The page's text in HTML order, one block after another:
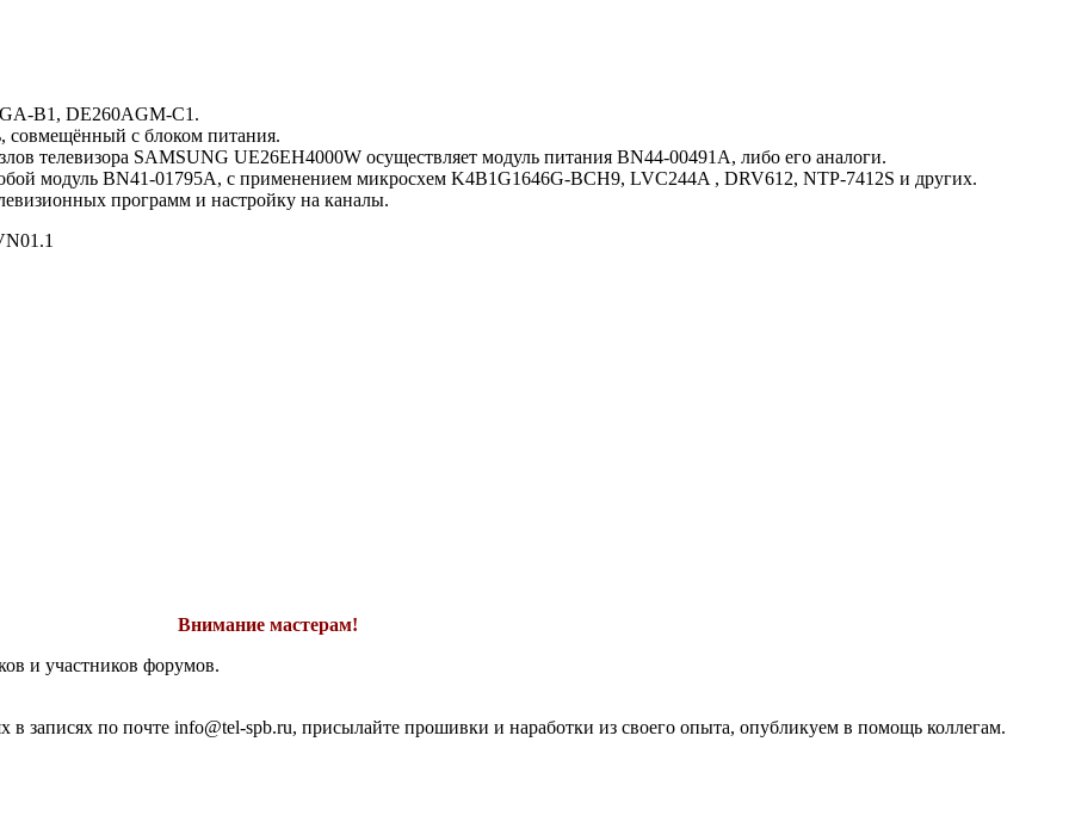
B1, DE260AGM-C1.
совмещённый с блоком питания.
телевизора SAMSUNG UE26EH4000W осуществляет модуль питания BN44-00491A, либо его аналоги.
модуль BN41-01795A, с применением микросхем K4B1G1646G-BCH9, LVC244A , DRV612, NTP-7412S и других.
программ и настройку на каналы.
Внимание мастерам!
и участников форумов.
записях по почте info@tel-spb.ru, присылайте прошивки и наработки из своего опыта, опубликуем в помощь коллегам.